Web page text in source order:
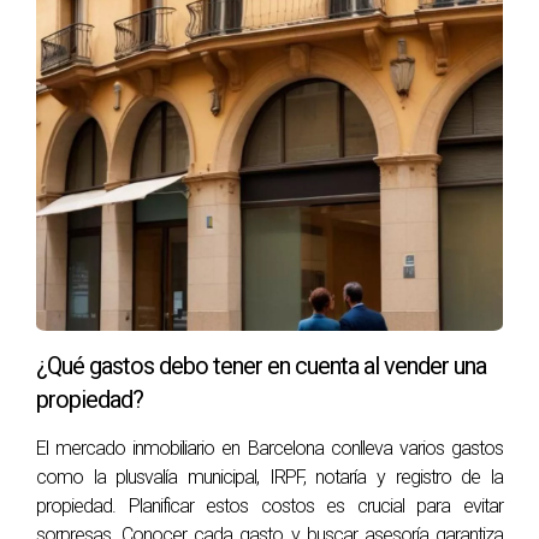
la cantidad que un propietario espera recibir al vender su
inmueble, la cual puede diferir significativamente del precio
de mercado. Esta diferencia puede surgir por varias
razones, incluyendo:
Expectativas del propietario:
Los propietarios
pueden tener un apego emocional a sus propiedades,
lo que a veces les lleva a sobrevalorar su inmueble.
Condiciones del mercado:
Las fluctuaciones en la
economía local o nacional pueden influir en los
precios, haciendo que el precio de mercado baje a
Estado de la propiedad:Las propiedades que
requieren reparaciones pueden ser percibidas como
esperado en comparación con el precio de
mercado.
Un entendimiento claro de esta distinción puede ayudar a
¿Qué gastos debo tener en cuenta al vender una
propiedad?
El mercado inmobiliario en Barcelona conlleva varios gastos
como la plusvalía municipal, IRPF, notaría y registro de la
propiedad. Planificar estos costos es crucial para evitar